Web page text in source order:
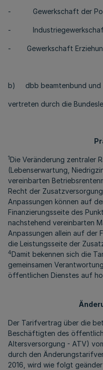
- Gewerkschaft der
- Industriegewerkschaft
- Gewerkschaft
b) dbb beamtenbund und
vertreten durch die
1Die Veränderung zentraler
(Lebenserwartung,
vereinbarten
Recht der
Anpassungen können auf
Finanzierungsseite des
nachstehend vereinbarten
Anpassungen allein auf der
die Leistungsseite der
4Damit bekennen sich die
gemeinsamen
öffentlichen Dienstes auf
Der Tarifvertrag über die
Beschäftigten des
Altersversorgung - ATV)
durch den
2016, wird wie folgt